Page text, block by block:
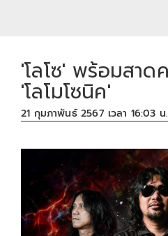
'โลโซ' พร้อมสาด
'โลโมโซนิค'
21 กุมภาพันธ์ 2567 เวลา 16:03 น.